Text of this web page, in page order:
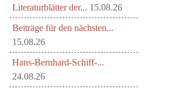
Literaturblätter der... 15.08.26
Beiträge für den nächsten...
15.08.26
Hans-Bernhard-Schiff-...
24.08.26